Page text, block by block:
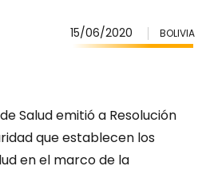
15/06/2020 BOLIVIA
Salud emitió a Resolución
que establecen los
en el marco de la